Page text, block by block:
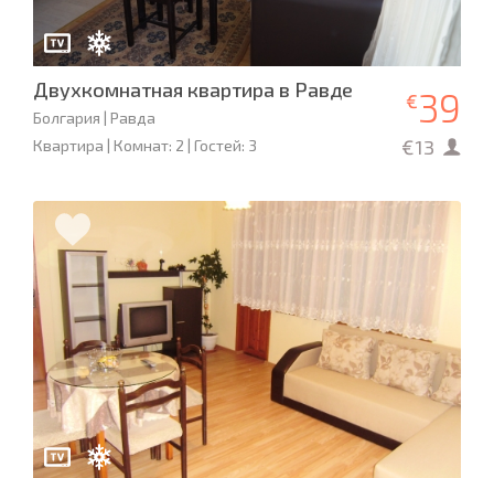
Двухкомнатная квартира в Равде
Болгария | Равда
Квартира | Комнат: 2 | Гостей: 3
€39
€13